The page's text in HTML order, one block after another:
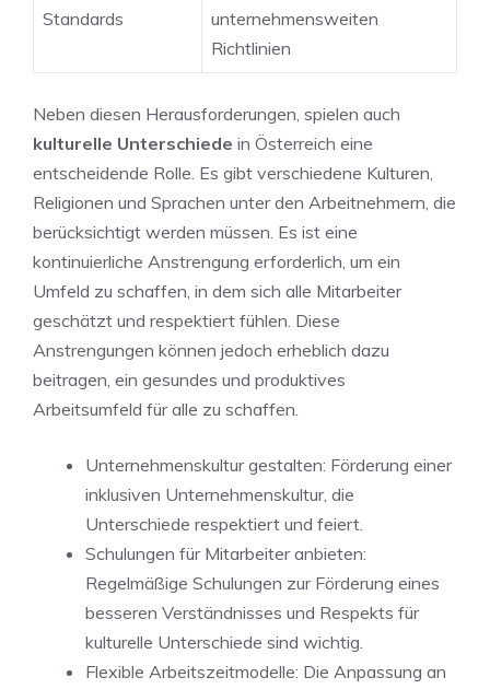
Standards
unternehmensweiten
Richtlinien
Neben diesen Herausforderungen, spielen auch
kulturelle Unterschiede ‍in Österreich eine
entscheidende Rolle. ⁢Es gibt verschiedene Kulturen,
Religionen und Sprachen unter den Arbeitnehmern, die
berücksichtigt werden müssen.⁢ Es ist eine
kontinuierliche ​Anstrengung‌ erforderlich, ⁢um​ ein
Umfeld ⁢zu schaffen, in​ dem sich alle Mitarbeiter⁢
geschätzt und respektiert fühlen. Diese
Anstrengungen können⁢ jedoch erheblich⁢ dazu
beitragen,‌ ein gesundes und produktives
Arbeitsumfeld für alle zu ⁢schaffen.
Unternehmenskultur gestalten: Förderung einer
inklusiven Unternehmenskultur, die​
Unterschiede respektiert und feiert.
Schulungen für Mitarbeiter ‌anbieten:
Regelmäßige Schulungen zur Förderung eines
besseren Verständnisses und Respekts ​für
kulturelle Unterschiede sind wichtig.
Flexible ⁢Arbeitszeitmodelle: Die Anpassung an